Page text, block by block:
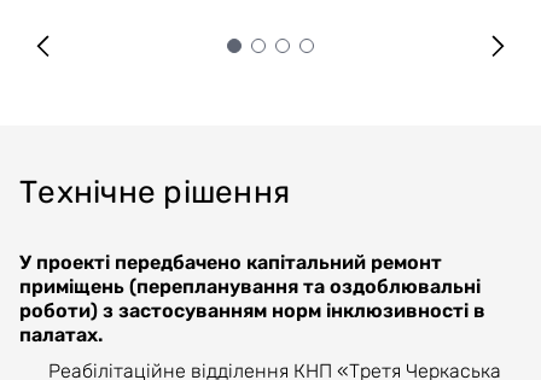
Технічне рішення
У проекті передбачено капітальний ремонт
приміщень (перепланування та оздоблювальні
роботи) з застосуванням норм інклюзивності в
палатах.
Реабілітаційне відділення КНП «Третя Черкаська